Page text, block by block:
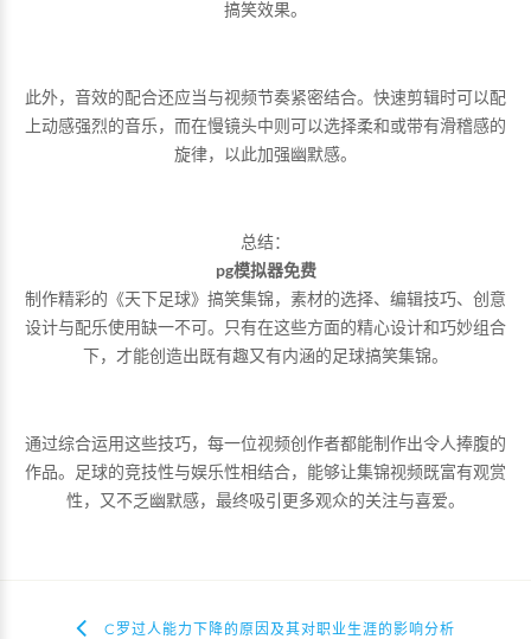
搞笑效果。
此外，音效的配合还应当与视频节奏紧密结合。快速剪辑时可以配
上动感强烈的音乐，而在慢镜头中则可以选择柔和或带有滑稽感的
旋律，以此加强幽默感。
总结：
pg模拟器免费
制作精彩的《天下足球》搞笑集锦，素材的选择、编辑技巧、创意
设计与配乐使用缺一不可。只有在这些方面的精心设计和巧妙组合
下，才能创造出既有趣又有内涵的足球搞笑集锦。
通过综合运用这些技巧，每一位视频创作者都能制作出令人捧腹的
作品。足球的竞技性与娱乐性相结合，能够让集锦视频既富有观赏
性，又不乏幽默感，最终吸引更多观众的关注与喜爱。
C罗过人能力下降的原因及其对职业生涯的影响分析